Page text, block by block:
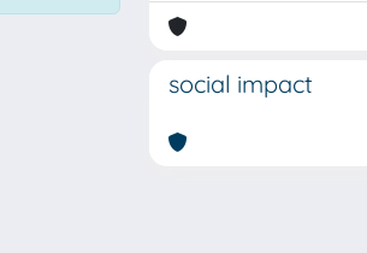
social impact